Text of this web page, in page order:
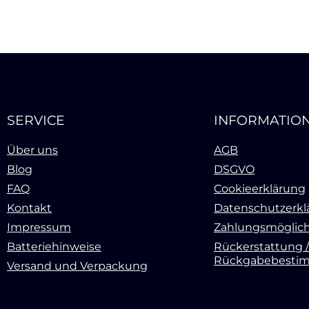
SERVICE
Über uns
Blog
FAQ
Kontakt
Impressum
Batteriehinweise
Versand und Verpackung
AGB
DSGVO
Cookieerklärung
Rückerstattung /